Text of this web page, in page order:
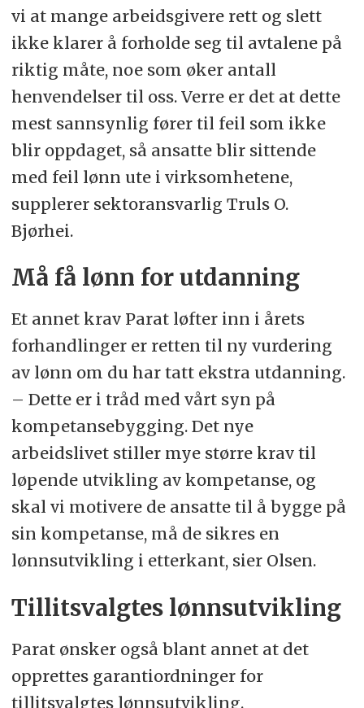
vi at mange arbeidsgivere rett og slett
ikke klarer å forholde seg til avtalene på
riktig måte, noe som øker antall
henvendelser til oss. Verre er det at dette
mest sannsynlig fører til feil som ikke
blir oppdaget, så ansatte blir sittende
med feil lønn ute i virksomhetene,
supplerer sektoransvarlig Truls O.
Bjørhei.
Må få lønn for utdanning
Et annet krav Parat løfter inn i årets
forhandlinger er retten til ny vurdering
av lønn om du har tatt ekstra utdanning.
– Dette er i tråd med vårt syn på
kompetansebygging. Det nye
arbeidslivet stiller mye større krav til
løpende utvikling av kompetanse, og
skal vi motivere de ansatte til å bygge på
sin kompetanse, må de sikres en
lønnsutvikling i etterkant, sier Olsen.
Tillitsvalgtes lønnsutvikling
Parat ønsker også blant annet at det
opprettes garantiordninger for
tillitsvalgtes lønnsutvikling.